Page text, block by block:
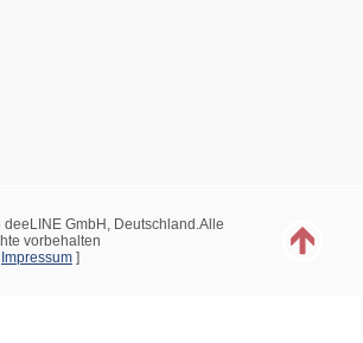
GmbH, Deutschland.Alle
vorbehalten
Impressum ]